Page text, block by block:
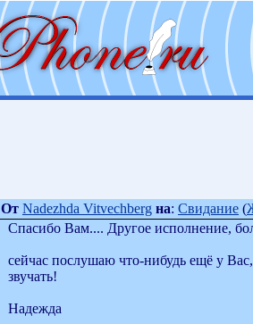
От Nadezhda Vitvechberg на: Свидание (
Спасибо Вам.... Другое исполнение,
сейчас послушаю что-нибудь ещё у
звучать!
Надежда